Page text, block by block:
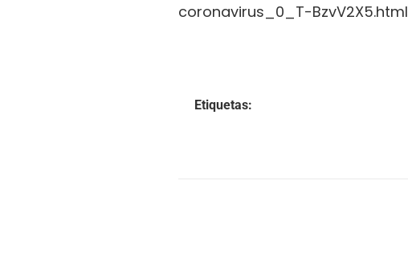
coronavirus_0_T-BzvV2X5.html
Etiquetas: